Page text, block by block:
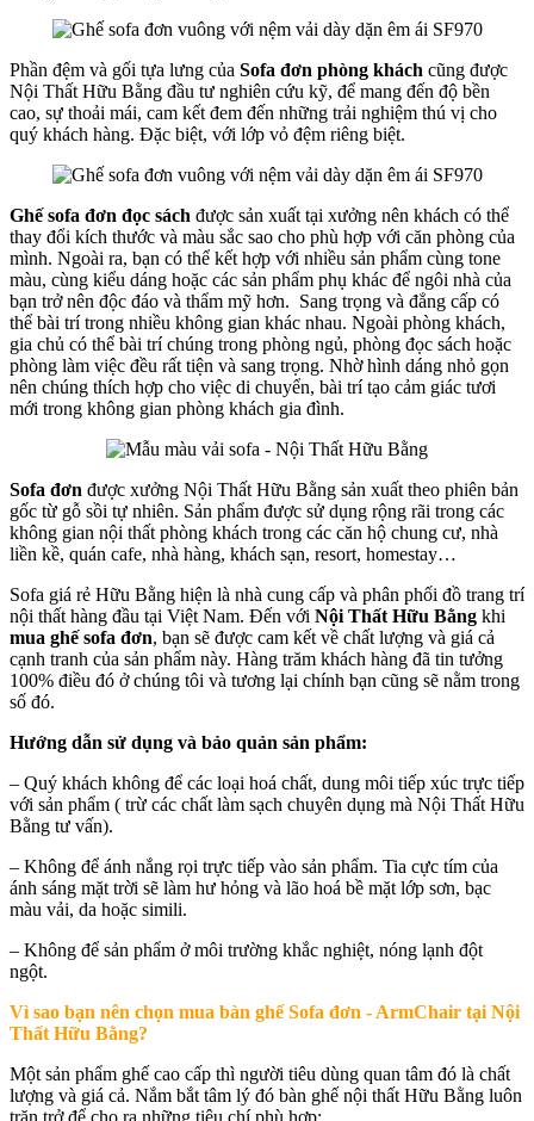
Phần đệm và gối tựa lưng của Sofa đơn phòng khách cũng được
Nội Thất Hữu Bằng đầu tư nghiên cứu kỹ, để mang đến độ bền
cao, sự thoải mái, cam kết đem đến những trải nghiệm thú vị cho
quý khách hàng. Đặc biệt, với lớp vỏ đệm riêng biệt.
Ghế sofa đơn đọc sách được sản xuất tại xưởng nên khách có thể
thay đổi kích thước và màu sắc sao cho phù hợp với căn phòng của
mình. Ngoài ra, bạn có thể kết hợp với nhiều sản phẩm cùng tone
màu, cùng kiểu dáng hoặc các sản phẩm phụ khác để ngôi nhà của
bạn trở nên độc đáo và thẩm mỹ hơn. Sang trọng và đẳng cấp có
thể bài trí trong nhiều không gian khác nhau. Ngoài phòng khách,
gia chủ có thể bài trí chúng trong phòng ngủ, phòng đọc sách hoặc
phòng làm việc đều rất tiện và sang trọng. Nhờ hình dáng nhỏ gọn
nên chúng thích hợp cho việc di chuyển, bài trí tạo cảm giác tươi
mới trong không gian phòng khách gia đình.
Sofa đơn được xưởng Nội Thất Hữu Bằng sản xuất theo phiên bản
gốc từ gỗ sồi tự nhiên. Sản phẩm được sử dụng rộng rãi trong các
không gian nội thất phòng khách trong các căn hộ chung cư, nhà
liền kề, quán cafe, nhà hàng, khách sạn, resort, homestay…
Sofa giá rẻ Hữu Bằng hiện là nhà cung cấp và phân phối đồ trang trí
nội thất hàng đầu tại Việt Nam. Đến với Nội Thất Hữu Bằng khi
mua ghế sofa đơn, bạn sẽ được cam kết về chất lượng và giá cả
cạnh tranh của sản phẩm này. Hàng trăm khách hàng đã tin tưởng
100% điều đó ở chúng tôi và tương lại chính bạn cũng sẽ nằm trong
số đó.
Hướng dẫn sử dụng và bảo quản sản phẩm:
– Quý khách không để các loại hoá chất, dung môi tiếp xúc trực tiếp
với sản phẩm ( trừ các chất làm sạch chuyên dụng mà Nội Thất Hữu
Bằng tư vấn).
– Không để ánh nắng rọi trực tiếp vào sản phẩm. Tia cực tím của
ánh sáng mặt trời sẽ làm hư hỏng và lão hoá bề mặt lớp sơn, bạc
màu vải, da hoặc simili.
– Không để sản phẩm ở môi trường khắc nghiệt, nóng lạnh đột
ngột.
Vì sao bạn nên chọn mua bàn ghế Sofa đơn - ArmChair tại Nội
Thất Hữu Bằng?
Một sản phẩm ghế cao cấp thì người tiêu dùng quan tâm đó là chất
lượng và giá cả. Nắm bắt tâm lý đó bàn ghế nội thất Hữu Bằng luôn
trăn trở để cho ra những tiêu chí phù hợp: